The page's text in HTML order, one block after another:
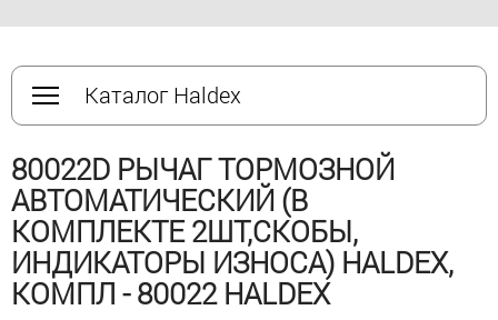
Каталог Haldex
80022D РЫЧАГ ТОРМОЗНОЙ
АВТОМАТИЧЕСКИЙ (В
КОМПЛЕКТЕ 2ШТ,СКОБЫ,
ИНДИКАТОРЫ ИЗНОСА) HALDEX,
КОМПЛ - 80022 HALDEX